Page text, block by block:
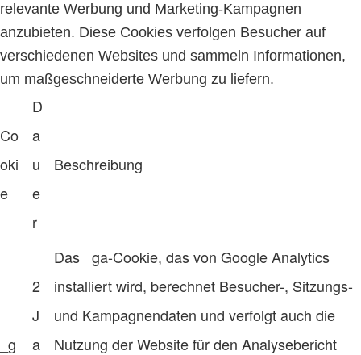
relevante Werbung und Marketing-Kampagnen
anzubieten. Diese Cookies verfolgen Besucher auf
verschiedenen Websites und sammeln Informationen,
um maßgeschneiderte Werbung zu liefern.
Co
oki
e
D
a
u
e
r
Beschreibung
_g
2
J
a
Das _ga-Cookie, das von Google Analytics
installiert wird, berechnet Besucher-, Sitzungs-
und Kampagnendaten und verfolgt auch die
Nutzung der Website für den Analysebericht